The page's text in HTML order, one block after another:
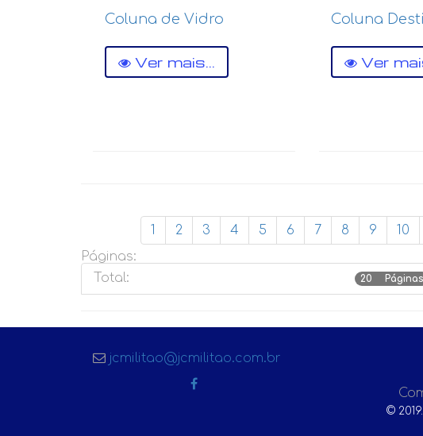
Coluna de Vidro
Ver mais...
Coluna
Ver
Páginas:
1 2 3 4 5 6 7 8 9 10
Total: 20 Páginas
jcmilitao@jcmilitao.com.br
©